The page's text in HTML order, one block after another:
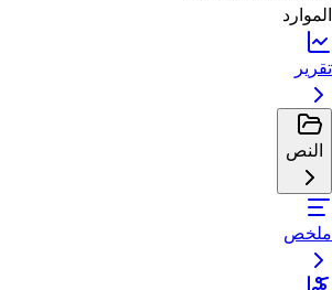
الموارد
تقرير
النص
ملخص